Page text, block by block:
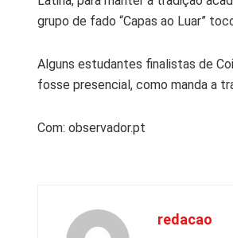
grupo de fado “Capas ao Luar”
Alguns estudantes finalistas de
fosse presencial, como manda a
Com: observador.pt
redacao